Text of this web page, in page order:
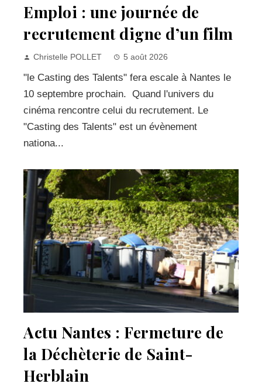
Emploi : une journée de
recrutement digne d’un film
Christelle POLLET 5 août 2026
"le Casting des Talents" fera escale à Nantes le
10 septembre prochain. Quand l'univers du
cinéma rencontre celui du recrutement. Le
"Casting des Talents" est un évènement
nationa...
Actu Nantes : Fermeture de
la Déchèterie de Saint-
Herblain